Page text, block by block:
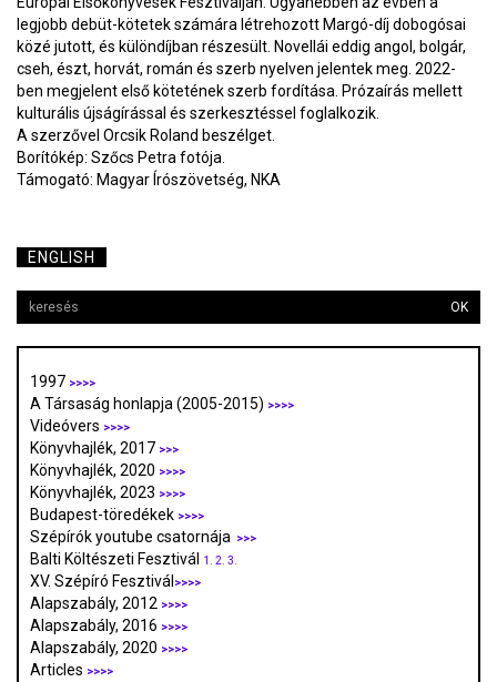
legjobb debüt-kötetek számára létrehozott Margó-díj dobogósai
közé jutott, és különdíjban részesült. Novellái eddig angol, bolgár,
cseh, észt, horvát, román és szerb nyelven jelentek meg. 2022-
ben megjelent első kötetének szerb fordítása. Prózaírás mellett
kulturális újságírással és szerkesztéssel foglalkozik.
A szerzővel Orcsik Roland beszélget.
Borítókép: Szőcs Petra fotója.
Támogató: Magyar Írószövetség, NKA
ENGLISH
OK
1997 >>>>
A Társaság honlapja (2005-2015) >>>>
Videóvers >>>>
Könyvhajlék, 2017 >>>
Könyvhajlék, 2020 >>>>
Könyvhajlék, 2023 >>>>
Budapest-töredékek >>>>
Szépírók youtube csatornája >>>
Balti Költészeti Fesztivál 1. 2. 3.
XV. Szépíró Fesztivál >>>>
Alapszabály, 2012 >>>>
Alapszabály, 2016 >>>>
Alapszabály, 2020 >>>>
Articles >>>>